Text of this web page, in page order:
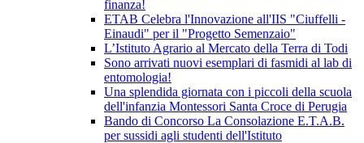
finanza!
ETAB Celebra l'Innovazione all'IIS "Ciuffelli -
Einaudi" per il "Progetto Semenzaio"
L’Istituto Agrario al Mercato della Terra di Todi
Sono arrivati nuovi esemplari di fasmidi al lab di
entomologia!
Una splendida giornata con i piccoli della scuola
dell'infanzia Montessori Santa Croce di Perugia
Bando di Concorso La Consolazione E.T.A.B.
per sussidi agli studenti dell'Istituto